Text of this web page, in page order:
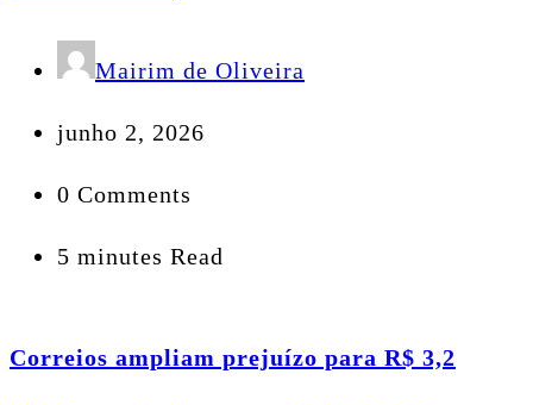
Mairim de Oliveira
junho 2, 2026
0 Comments
5 minutes Read
Correios ampliam prejuízo para R$ 3,2